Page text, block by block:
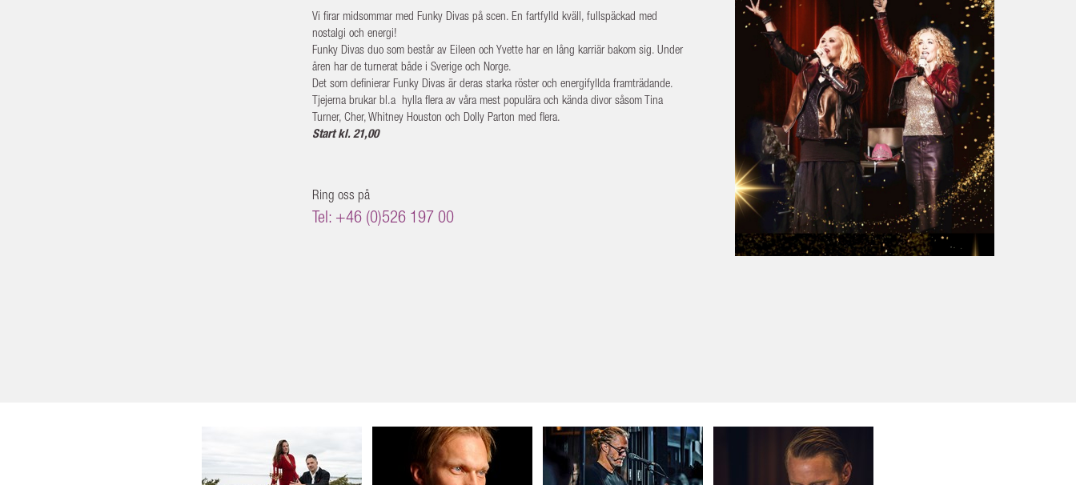
Vi firar midsommar med Funky Divas på scen. En fartfylld kväll, fullspäckad med
nostalgi och energi!
Funky Divas duo som består av Eileen och Yvette har en lång karriär bakom sig. Under
åren har de turnerat både i Sverige och Norge.
Det som definierar Funky Divas är deras starka röster och energifyllda framträdande.
Tjejerna brukar bl.a hylla flera av våra mest populära och kända divor såsom Tina
Turner, Cher, Whitney Houston och Dolly Parton med flera.
Start kl. 21,00
Ring oss på
Tel: +46 (0)526 197 00